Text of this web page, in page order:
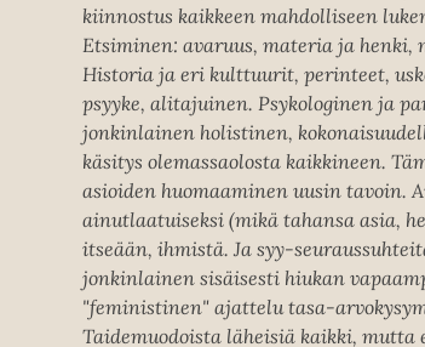
kiinnostus kaikkeen mahdolliseen
Etsiminen: avaruus, materia ja henki,
Historia ja eri kulttuurit, perinteet,
psyyke, alitajuinen. Psykologinen ja
jonkinlainen holistinen,
käsitys olemassaolosta kaikkineen.
asioiden huomaaminen uusin tavoin.
ainutlaatuiseksi (mikä tahansa asia,
itseään, ihmistä. Ja syy-
jonkinlainen sisäisesti hiukan
"feministinen" ajattelu tasa-
Taidemuodoista läheisiä kaikki, mutta